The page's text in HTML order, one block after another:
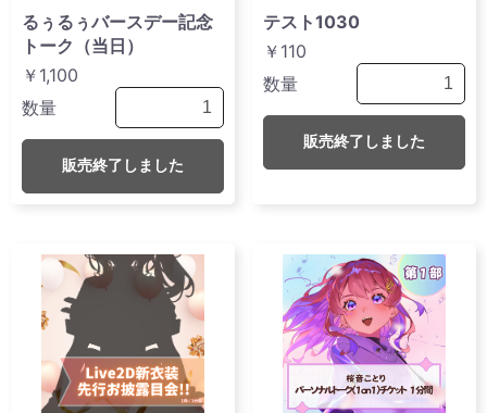
るぅるぅバースデー記念
トーク（当日）
￥1,100
数量
販売終了しました
テスト1030
￥110
数量
販売終了しました